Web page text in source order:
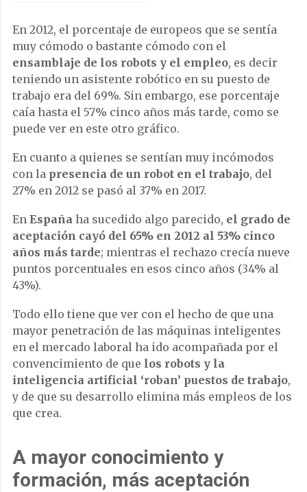
En 2012, el porcentaje de europeos que se sentía
muy cómodo o bastante cómodo con el
ensamblaje de los robots y el empleo, es decir
teniendo un asistente robótico en su puesto de
trabajo era del 69%. Sin embargo, ese porcentaje
caía hasta el 57% cinco años más tarde, como se
puede ver en este otro gráfico.
En cuanto a quienes se sentían muy incómodos
con la presencia de un robot en el trabajo, del
27% en 2012 se pasó al 37% en 2017.
En España ha sucedido algo parecido, el grado de
aceptación cayó del 65% en 2012 al 53% cinco
años más tarde; mientras el rechazo crecía nueve
puntos porcentuales en esos cinco años (34% al
43%).
Todo ello tiene que ver con el hecho de que una
mayor penetración de las máquinas inteligentes
en el mercado laboral ha ido acompañada por el
convencimiento de que los robots y la
inteligencia artificial ‘roban’ puestos de trabajo,
y de que su desarrollo elimina más empleos de los
que crea.
A mayor conocimiento y
formación, más aceptación